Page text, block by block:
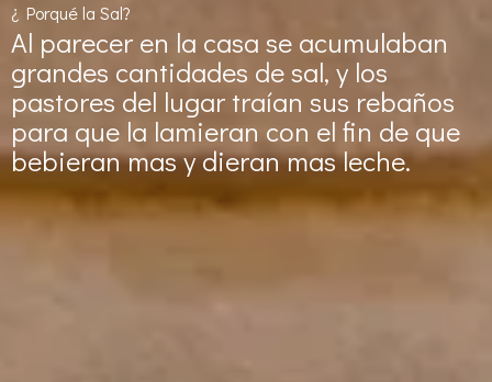
¿ Porqué la Sal?
Al parecer en la casa se acumulaban
grandes cantidades de sal, y los
pastores del lugar traían sus rebaños
para que la lamieran con el fin de que
bebieran mas y dieran mas leche.